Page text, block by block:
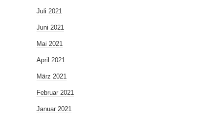
Juli 2021
Juni 2021
Mai 2021
April 2021
März 2021
Februar 2021
Januar 2021